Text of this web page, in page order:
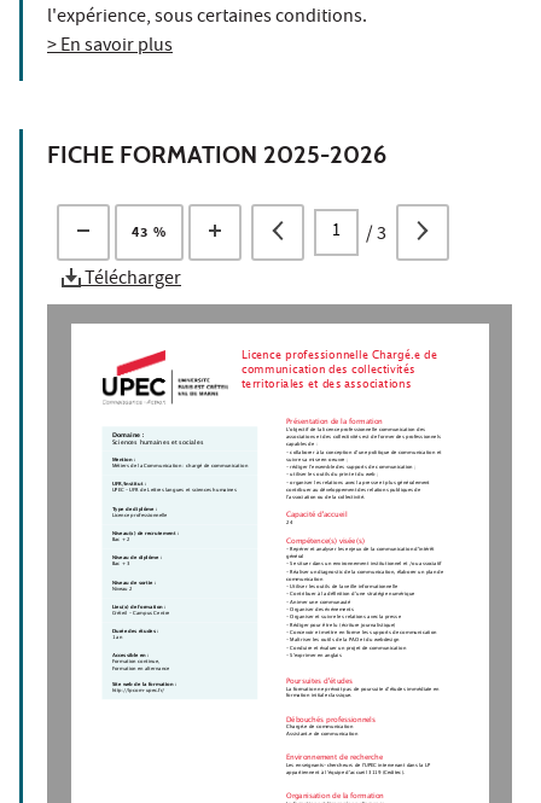
l'expérience, sous certaines conditions.
> En savoir plus
FICHE FORMATION 2025-2026
43 % /3
Télécharger
Licence professionnelle Chargé.e de
communication des collectivités
territoriales et des associations
Présentation de la formation
L’objectif de la licence professionnelle communication des
associations et des collectivités est de former des professionnels
capables de :
- collaborer à la conception d’une politique de communication et
suivre sa mise en oeuvre ;
- rédiger l’ensemble des supports de communication ;
- utiliser les outils du print et du web ;
- organiser les relations avec la presse et plus généralement
contribuer au développement des relations publiques de
l’association ou de la collectivité.
Capacité d'accueil
24
Compétence(s) visée(s)
- Repérer et analyser les enjeux de la communication d'intérêt
général
- Se situer dans un environnement institutionnel et /ou associatif
- Réaliser un diagnostic de la communication, élaborer un plan de
communication
- Utiliser les outils de la veille informationnelle
- Contribuer à la définition d’une stratégie numérique
- Animer une communauté
- Organiser des événements
- Organiser et suivre les relations avec la presse
- Rédiger pour être lu (écriture journalistique)
- Concevoir et mettre en forme les supports de communication
- Maîtriser les outils de la PAO et du webdesign
- Conduire et évaluer un projet de communication
- S'exprimer en anglais
Poursuites d'études
La formation ne prévoit pas de poursuite d’études immédiate en
formation initiale classique.
Débouchés professionnels
Chargé.e de communication
Assistant.e de communication
Environnement de recherche
Les enseignants-chercheurs de l'UPEC intervenant dans la LP
appartiennent à l’équipe d’accueil 3119 (Ceditec).
Organisation de la formation
Domaine :
Sciences humaines et sociales
Mention :
Métiers de la Communication : chargé de communication
UFR/Institut :
UPEC - UFR de Lettres langues et sciences humaines
Type de diplôme :
Licence professionnelle
Niveau(x) de recrutement :
Bac + 2
Niveau de diplôme :
Bac + 3
Niveau de sortie :
Niveau 2
Lieu(x) de formation :
Créteil - Campus Centre
Durée des études :
1 an
Accessible en :
Formation continue,
Formation en alternance
Site web de la formation :
http://lpcom-upec.fr/